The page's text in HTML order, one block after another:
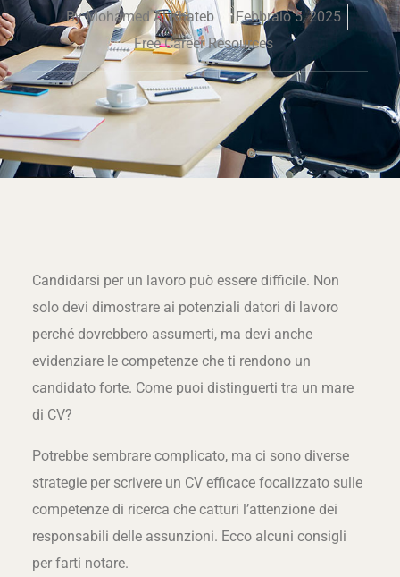
ByMohamed Al Khateb
Febbraio 5, 2025
Free Career Resources
Candidarsi per un lavoro può essere difficile. Non
solo devi dimostrare ai potenziali datori di lavoro
perché dovrebbero assumerti, ma devi anche
evidenziare le competenze che ti rendono un
candidato forte. Come puoi distinguerti tra un mare
di CV?
Potrebbe sembrare complicato, ma ci sono diverse
strategie per scrivere un CV efficace focalizzato sulle
competenze di ricerca che catturi l’attenzione dei
responsabili delle assunzioni. Ecco alcuni consigli
per farti notare.